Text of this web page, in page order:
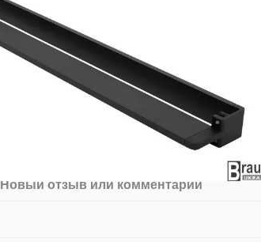
Новый отзыв или комментарий